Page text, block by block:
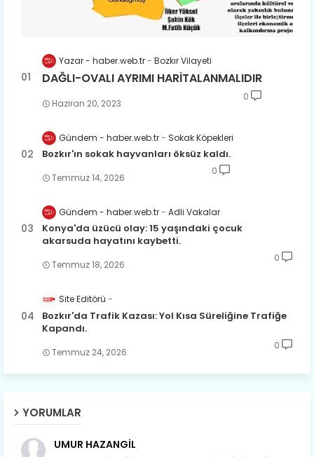
Yazar - haber.web.tr Bozkır Vilayeti
DAĞLI-OVALI AYRIMI HARİTALANMALIDIR
Haziran 20, 2023
0
Gündem - haber.web.tr Sokak Köpekleri
Bozkır'ın sokak hayvanları öksüz kaldı.
Temmuz 14, 2026
0
Gündem - haber.web.tr Adli Vakalar
Konya'da üzücü olay: 15 yaşındaki çocuk
akarsuda hayatını kaybetti.
Temmuz 18, 2026
0
Site Editörü
Bozkır'da Trafik Kazası: Yol Kısa Süreliğine Trafiğe
Kapandı.
Temmuz 24, 2026
0
YORUMLAR
UMUR HAZANGİL